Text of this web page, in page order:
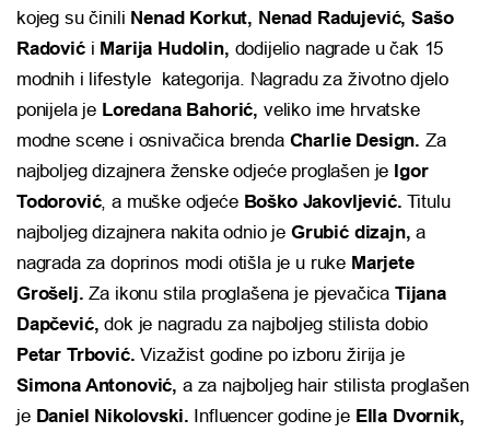
kojeg su činili Nenad Korkut, Nenad Radujević, Sašo
Radovići Marija Hudolin, dodijelio nagrade u čak 15
modnih i lifestyle kategorija. Nagradu za životno djelo
ponijela je Loredana Bahorić, veliko ime hrvatske
modne scene i osnivačica brenda Charlie Design. Za
najboljeg dizajnera ženske odjeće proglašen je Igor
Todorović, a muške odjeće Boško Jakovljević. Titulu
najboljeg dizajnera nakita odnio je Grubić dizajn, a
nagrada za doprinos modi otišla je u ruke Marjete
Grošelj. Za ikonu stila proglašena je pjevačica Tijana
Dapčević, dok je nagradu za najboljeg stilista dobio
Petar Trbović. Vizažist godine po izboru žirija je
Simona Antonović, a za najboljeg hair stilista proglašen
je Daniel Nikolovski. Influencer godine jeElla Dvornik,